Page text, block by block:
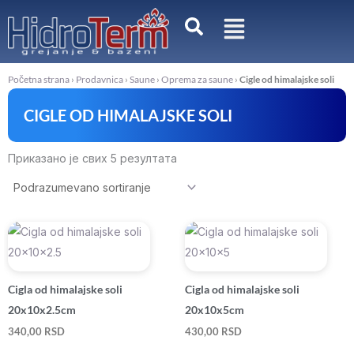
sadržaj
Početna strana › Prodavnica › Saune › Oprema za saune › Cigle od himalajske soli
CIGLE OD HIMALAJSKE SOLI
Приказано је свих 5 резултата
Cigla od himalajske soli
20x10x2.5cm
340,00 RSD
Cigla od himalajske soli
20x10x5cm
430,00 RSD